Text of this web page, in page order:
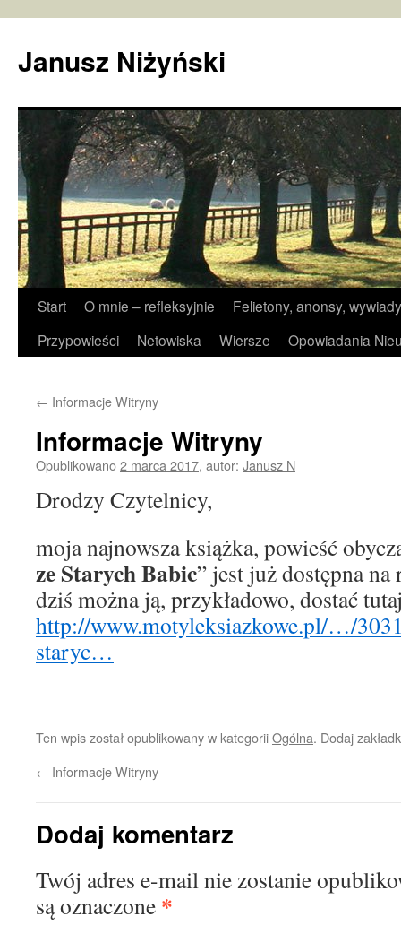
Janusz Niżyński
Przejdź
Start O mnie – refleksyjnie
Felietony, anonsy,
Przypowieści
Netowiska Wiersze Opowiadania
← Informacje Witryny
Informacje Witryny
Opublikowano2 marca 2017, autor: Janusz N
Drodzy Czytelnicy,
moja najnowsza książka, powieść
ze Starych Babic” jest już dostępna
dziś można ją, przykładowo, dostać
http://www.motyleksiazkowe.pl/…/
staryc…
Ten wpis został opublikowany w kategoriiOgólna. Dodaj
← Informacje Witryny
Dodaj komentarz
Twój adres e-mail nie zostanie
są oznaczone *